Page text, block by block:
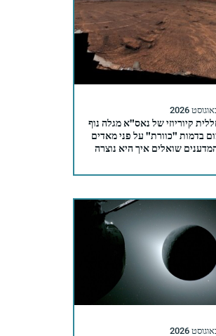
קיוריוזי של נאס"א מגלה נוף
בדמות "כוורת" על פני מאדים
שואלים איך היא נוצרה